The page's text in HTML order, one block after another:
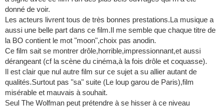
donné de voir.
Les acteurs livrent tous de très bonnes prestations.La musique a
aussi une belle part dans ce film.Il me semble que chaque titre de
la BO contient le mot "moon",choix pas anodin.
Ce film sait se montrer drôle,horrible,impressionnant,et aussi
dérangeant (cf la scène du cinéma,à la fois drôle et coquasse).
Il est clair que nul autre film sur ce sujet a su allier autant de
qualités.Surtout pas "sa" suite (Le loup garou de Paris),film
misérable et mauvais à souhait.
Seul The Wolfman peut prétendre à se hisser à ce niveau